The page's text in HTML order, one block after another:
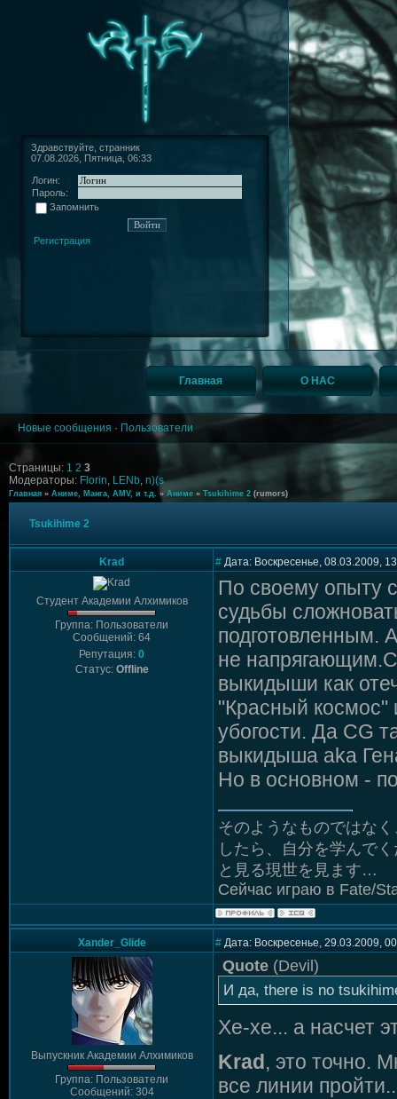
Здравствуйте, странник
07.08.2026, Пятница, 06:33
Логин:
Пароль:
Запомнить
Регистрация
Главная О НАС
Новые сообщения · Пользователи
Страницы: 1 2 3
Модераторы: Florin, LENb, n)(s
Главная » Аниме, Манга, AMV, и т.д. » Аниме » Tsukihime 2 (rumors)
Tsukihime 2
Krad # Дата: Воскресенье, 08.03.2009,
Студент Академии Алхимиков
Группа: Пользователи
Сообщений: 64
Репутация: 0
Статус: Offline
По своему опыту
судьбы
подготовленным.
не
выкидыши как
"Красный космос"
убогости. Да CG
выкидыша aka
Но в основном -
そのようなものではな
したら、自分を学んで
と見る現世を見ます…
Сейчас играю в Fate/
Xander_Glide # Дата: Воскресенье, 29.03.2009,
Выпускник Академии Алхимиков
Группа: Пользователи
Сообщений: 304
Quote (Devil )
И да, there is no
Хе-хе... а насчет
Krad, это точно.
все линии